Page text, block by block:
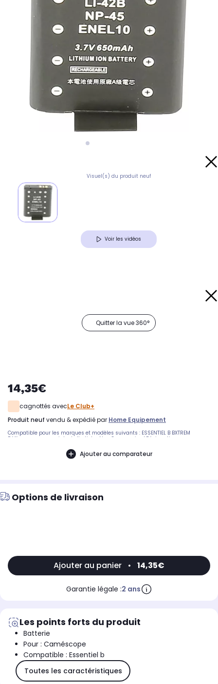
Visuel(s) du produit neuf
Voir les vidéos
Quitter la vue 360°
14,35€
cagnottés avecLe Club+
produit neuf vendu & expédié par Home Equipement
Compatible pour les marques et modèles suivants : ESSENTIEL B BXTREM
Référence commerciale de l’article : Non CommuniquéDésignation
Ajouter au comparateur
Options de livraison
Ajouter au panier • 14,35€
Garantie légale :2 ans
Les points forts du produit
Batterie
Pour : Caméscope
Compatible : Essentiel b
Toutes les caractéristiques